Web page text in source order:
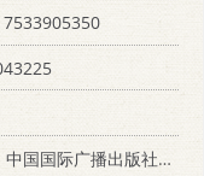
际广播出版社 750781257X